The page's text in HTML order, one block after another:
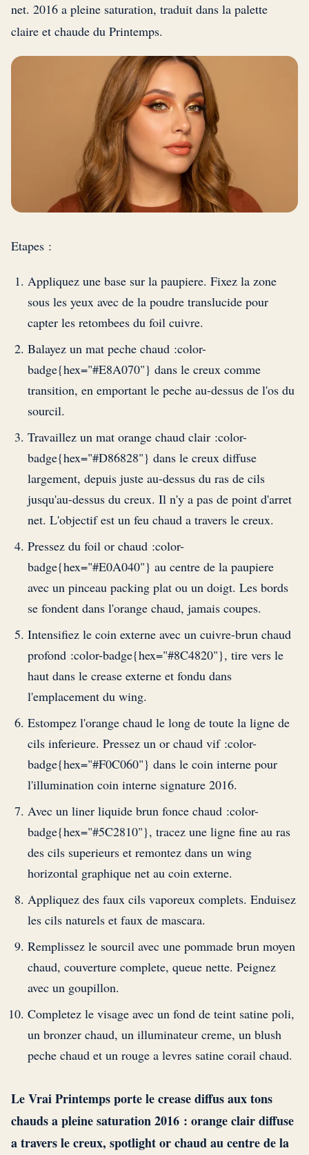
net. 2016 a pleine saturation, traduit dans la palette
claire et chaude du Printemps.
Etapes :
Appliquez une base sur la paupiere. Fixez la zone
sous les yeux avec de la poudre translucide pour
capter les retombees du foil cuivre.
Balayez un mat peche chaud :color-
badge{hex="#E8A070"} dans le creux comme
transition, en emportant le peche au-dessus de l'os du
sourcil.
Travaillez un mat orange chaud clair :color-
badge{hex="#D86828"} dans le creux diffuse
largement, depuis juste au-dessus du ras de cils
jusqu'au-dessus du creux. Il n'y a pas de point d'arret
net. L'objectif est un feu chaud a travers le creux.
Pressez du foil or chaud :color-
badge{hex="#E0A040"} au centre de la paupiere
avec un pinceau packing plat ou un doigt. Les bords
se fondent dans l'orange chaud, jamais coupes.
Intensifiez le coin externe avec un cuivre-brun chaud
profond :color-badge{hex="#8C4820"}, tire vers le
haut dans le crease externe et fondu dans
l'emplacement du wing.
Estompez l'orange chaud le long de toute la ligne de
cils inferieure. Pressez un or chaud vif :color-
badge{hex="#F0C060"} dans le coin interne pour
l'illumination coin interne signature 2016.
Avec un liner liquide brun fonce chaud :color-
badge{hex="#5C2810"}, tracez une ligne fine au ras
des cils superieurs et remontez dans un wing
horizontal graphique net au coin externe.
Appliquez des faux cils vaporeux complets. Enduisez
les cils naturels et faux de mascara.
Remplissez le sourcil avec une pommade brun moyen
chaud, couverture complete, queue nette. Peignez
avec un goupillon.
Completez le visage avec un fond de teint satine poli,
un bronzer chaud, un illuminateur creme, un blush
peche chaud et un rouge a levres satine corail chaud.
Le Vrai Printemps porte le crease diffus aux tons
chauds a pleine saturation 2016 : orange clair diffuse
a travers le creux, spotlight or chaud au centre de la